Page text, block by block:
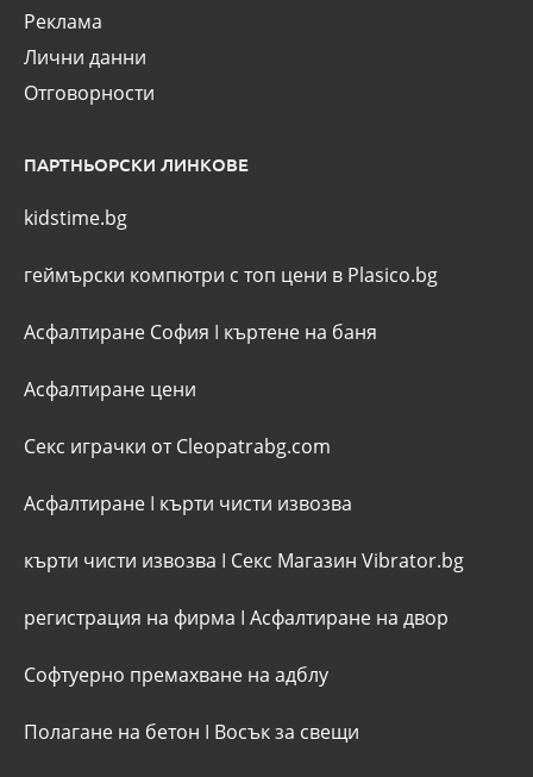
Реклама
Лични данни
Отговорности
ПАРТНЬОРСКИ ЛИНКОВЕ
kidstime.bg
геймърски компютри с топ цени в Plasico.bg
Асфалтиране София I къртене на баня
Асфалтиране цени
Секс играчки от Cleopatrabg.com
Асфалтиране I кърти чисти извозва
кърти чисти извозва I Секс Магазин Vibrator.bg
регистрация на фирма I Асфалтиране на двор
Софтуерно премахване на адблу
Полагане на бетон I Восък за свещи